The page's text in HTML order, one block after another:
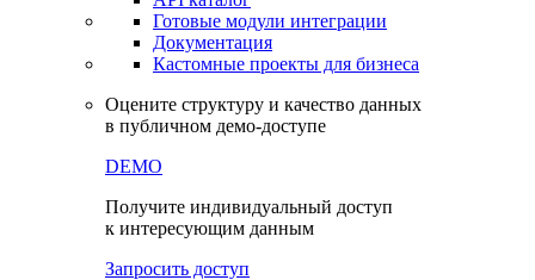
Получить доступ
API & Data Feed
API and Data Feed
Готовые модули интеграции
Документация
в публичном демо-доступе